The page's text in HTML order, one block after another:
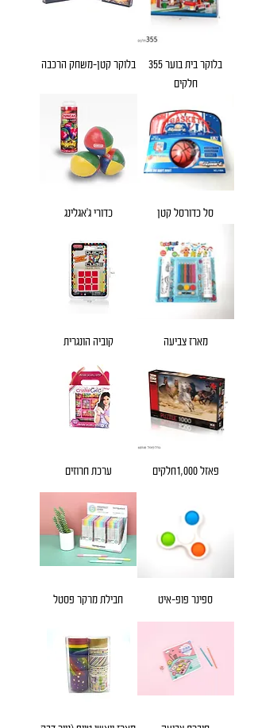
בלוקר בית בוער 355
חלקים
בלוקר קטן-משחק הרכבה
סל כדורסל קטן כדורי ג'אגלינג
מארז צביעה קוביה הונגרית
פאזל 1,000חלקים ערכת חרוזים
ספינר פופ-איט חבילת מרקר פסטל